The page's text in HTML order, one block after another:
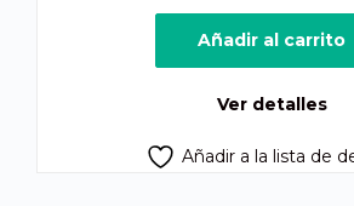
Añadir al carrito
Ver detalles
Añadir a la lista de